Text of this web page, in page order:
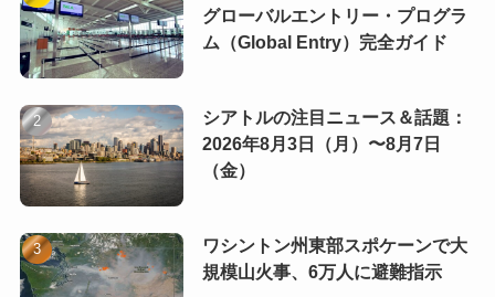
グローバルエントリー・プログラ
ム（Global Entry）完全ガイド
シアトルの注目ニュース＆話題：
2026年8月3日（月）〜8月7日
（金）
ワシントン州東部スポケーンで大
規模山火事、6万人に避難指示